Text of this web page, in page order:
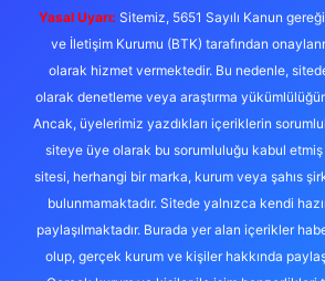
Yasal Uyarı: Sitemiz, 5651 Sayılı Kanun
ve İletişim Kurumu (BTK) tarafından
olarak hizmet vermektedir. Bu nedenle,
olarak denetleme veya araştırma
Ancak, üyelerimiz yazdıkları içeriklerin
siteye üye olarak bu sorumluluğu kabul etmiş
sitesi, herhangi bir marka, kurum veya şahıs
bulunmamaktadır. Sitede yalnızca kendi
paylaşılmaktadır. Burada yer alan içerikler
olup, gerçek kurum ve kişiler hakkında